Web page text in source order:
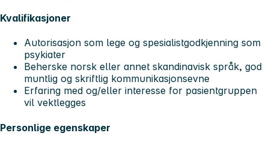
Kvalifikasjoner
Autorisasjon som lege og spesialistgodkjenning som
psykiater
Beherske norsk eller annet skandinavisk språk, god
muntlig og skriftlig kommunikasjonsevne
Erfaring med og/eller interesse for pasientgruppen
vil vektlegges
Personlige egenskaper